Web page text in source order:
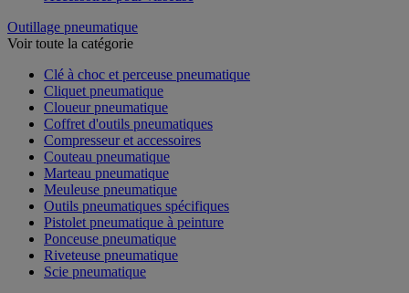
Outillage pneumatique
Voir toute la catégorie
Clé à choc et perceuse pneumatique
Cliquet pneumatique
Cloueur pneumatique
Coffret d'outils pneumatiques
Compresseur et accessoires
Couteau pneumatique
Marteau pneumatique
Meuleuse pneumatique
Outils pneumatiques spécifiques
Pistolet pneumatique à peinture
Ponceuse pneumatique
Riveteuse pneumatique
Scie pneumatique